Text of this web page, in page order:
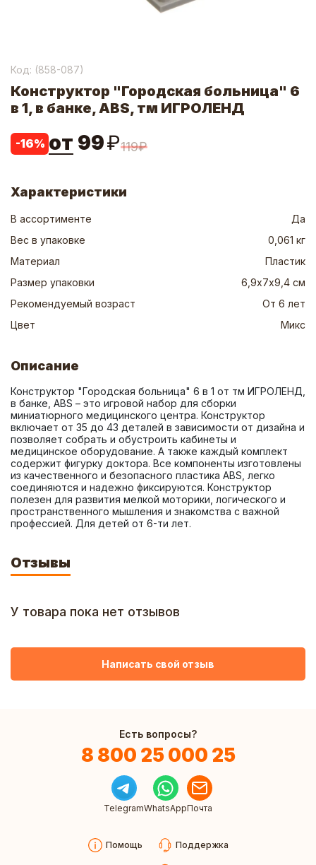
Код: (858-087)
Конструктор "Городская больница" 6
в 1, в банке, ABS, тм ИГРОЛЕНД
-16% от 99₽119₽
Характеристики
В ассортименте
Да
Вес в упаковке
0,061 кг
Материал
Пластик
Размер упаковки
6,9х7х9,4 см
Рекомендуемый возраст
От 6 лет
Цвет
Микс
Описание
Конструктор "Городская больница" 6 в 1 от тм ИГРОЛЕНД,
в банке, ABS – это игровой набор для сборки
миниатюрного медицинского центра. Конструктор
включает от 35 до 43 деталей в зависимости от дизайна и
позволяет собрать и обустроить кабинеты и
медицинское оборудование. А также каждый комплект
содержит фигурку доктора. Все компоненты изготовлены
из качественного и безопасного пластика ABS, легко
соединяются и надежно фиксируются. Конструктор
полезен для развития мелкой моторики, логического и
пространственного мышления и знакомства с важной
профессией. Для детей от 6-ти лет.
Отзывы
У товара пока нет отзывов
Написать свой отзыв
Есть вопросы?
8 800 25 000 25
TelegramWhatsAppПочта
Помощь Поддержка